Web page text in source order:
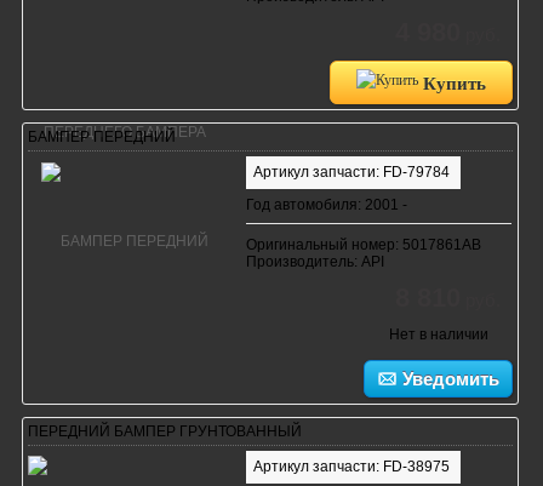
Купить
БАМПЕР ПЕРЕДНИЙ
Артикул запчасти: FD-79784
Год автомобиля: 2001 -
Оригинальный номер: 5017861AB
Производитель: API
Нет в наличии
Уведомить
ПЕРЕДНИЙ БАМПЕР ГРУНТОВАННЫЙ
Артикул запчасти: FD-38975